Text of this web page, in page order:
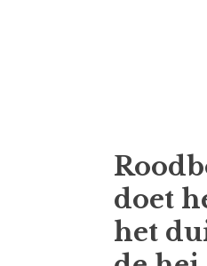
doet
het